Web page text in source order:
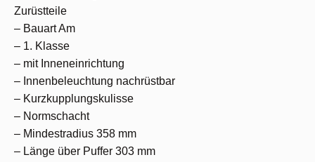
Zurüstteile
– Bauart Am
– 1. Klasse
– mit Inneneinrichtung
– Innenbeleuchtung nachrüstbar
– Kurzkupplungskulisse
– Normschacht
– Mindestradius 358 mm
– Länge über Puffer 303 mm